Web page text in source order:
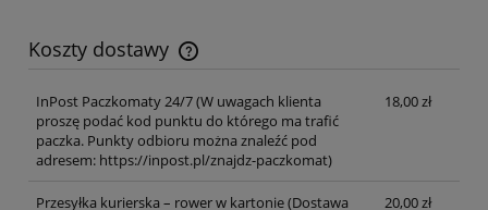
Koszty dostawy
Cena nie zawiera ewentualnych kosztów płatności
InPost Paczkomaty 24/7(W uwagach klienta
proszę podać kod punktu do którego ma trafić
paczka. Punkty odbioru można znaleźć pod
adresem: https://inpost.pl/znajdz-paczkomat)
18,00 zł
Przesyłka kurierska – rower w kartonie(Dostawa
20,00 zł